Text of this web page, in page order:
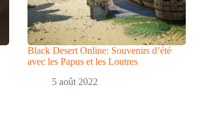
Black Desert Online: Souvenirs d’été
avec les Papus et les Loutres
5 août 2022